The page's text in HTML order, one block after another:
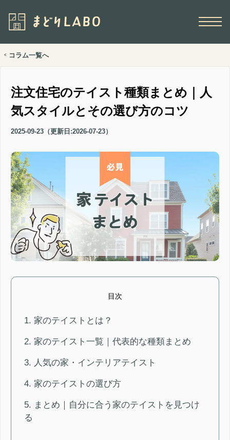
< コラム一覧へ
注文住宅のテイスト種類まとめ｜人
気スタイルとその選び方のコツ
2025-09-23 （更新日:2026-07-23）
目次
1. 家のテイストとは？
2. 家のテイスト一覧｜代表的な種類まとめ
3. 人気の家・インテリアテイスト
4. 家のテイストの選び方
5. まとめ｜自分に合う家のテイストを見つけ
る